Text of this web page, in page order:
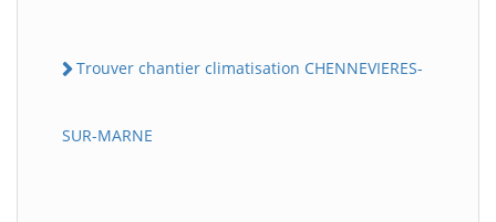
Trouver chantier climatisation CHENNEVIERES-
SUR-MARNE